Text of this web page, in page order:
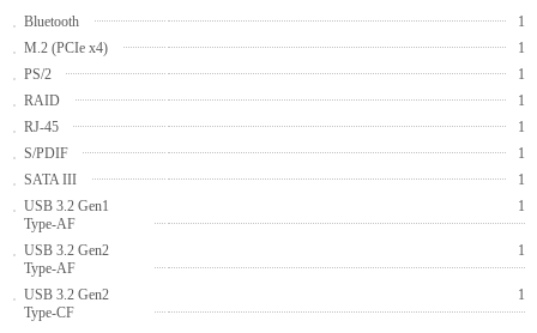
Bluetooth
1
M.2 (PCIe x4)
1
PS/2
1
RAID
1
RJ-45
1
S/PDIF
1
SATA III
1
USB 3.2 Gen1
Type-AF
1
USB 3.2 Gen2
Type-AF
1
USB 3.2 Gen2
Type-CF
1